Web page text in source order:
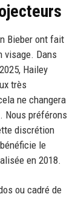
Bieber ont fait
visage. Dans
Hailey
très
ne changera
Nous préférons
discrétion
le
en 2018.
ou cadré de